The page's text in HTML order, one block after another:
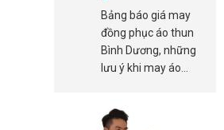
Bảng báo giá may
đồng phục áo thun
Bình Dương, những
lưu ý khi may áo…